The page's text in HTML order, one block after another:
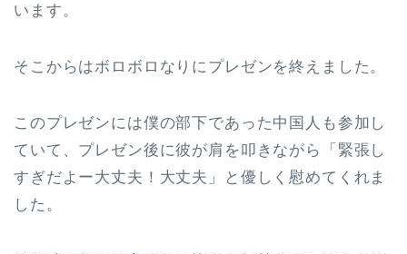
います。
そこからはボロボロなりにプレゼンを終えました。
このプレゼンには僕の部下であった中国人も参加し
ていて、プレゼン後に彼が肩を叩きながら「緊張し
すぎだよー大丈夫！大丈夫」と優しく慰めてくれま
した。